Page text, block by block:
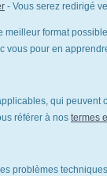
- Vous serez redirigé
format
pour en
qui
référer à nos termes
problèmes